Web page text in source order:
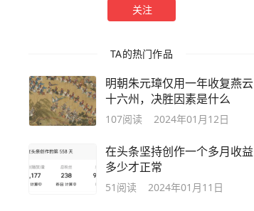
关注
TA的热门作品
明朝朱元璋仅用一年收复燕云
十六州，决胜因素是什么
107阅读 2024年01月12日
在头条坚持创作一个多月收益
多少才正常
51 阅读 2024年01月11日